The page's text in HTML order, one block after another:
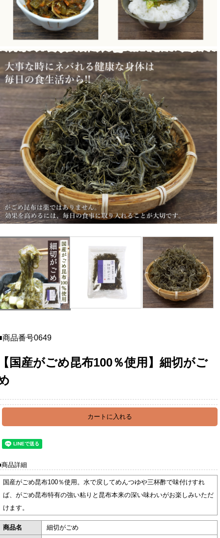
商品番号0649
国産がごめ昆布100％使用】細切がご
商品詳細
国産がごめ昆布100％使用。水で戻してめんつゆや三杯酢で味付けすれ
ば、がごめ昆布特有の強い粘りと昆布本来の深い味わいがお楽しみいただ
けます。
商品名 細切がごめ